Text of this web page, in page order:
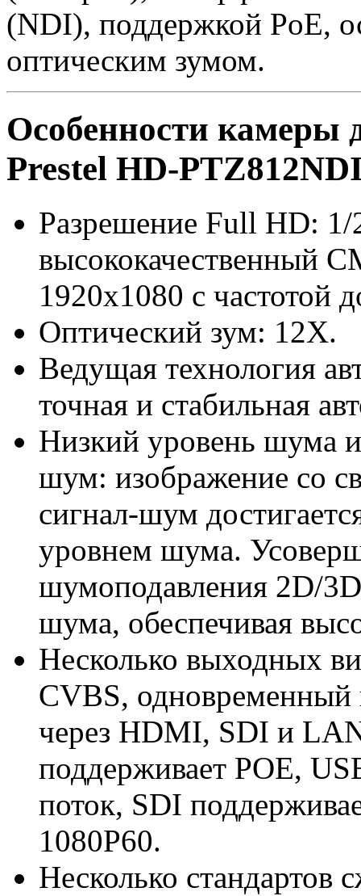
(NDI), поддержкой PoE,
оптическим зумом.
Особенности камеры
Prestel HD-
Разрешение Full HD:
высококачественный
1920x1080 с частотой
Оптический зум: 12X.
Ведущая технология
точная и стабильная
Низкий уровень шума
шум: изображение со
сигнал-шум
уровнем шума.
шумоподавления 2D/
шума, обеспечивая
Несколько выходных
CVBS, одновременный
через HDMI, SDI и
поддерживает POE,
поток, SDI
1080P60.
Несколько стандартов